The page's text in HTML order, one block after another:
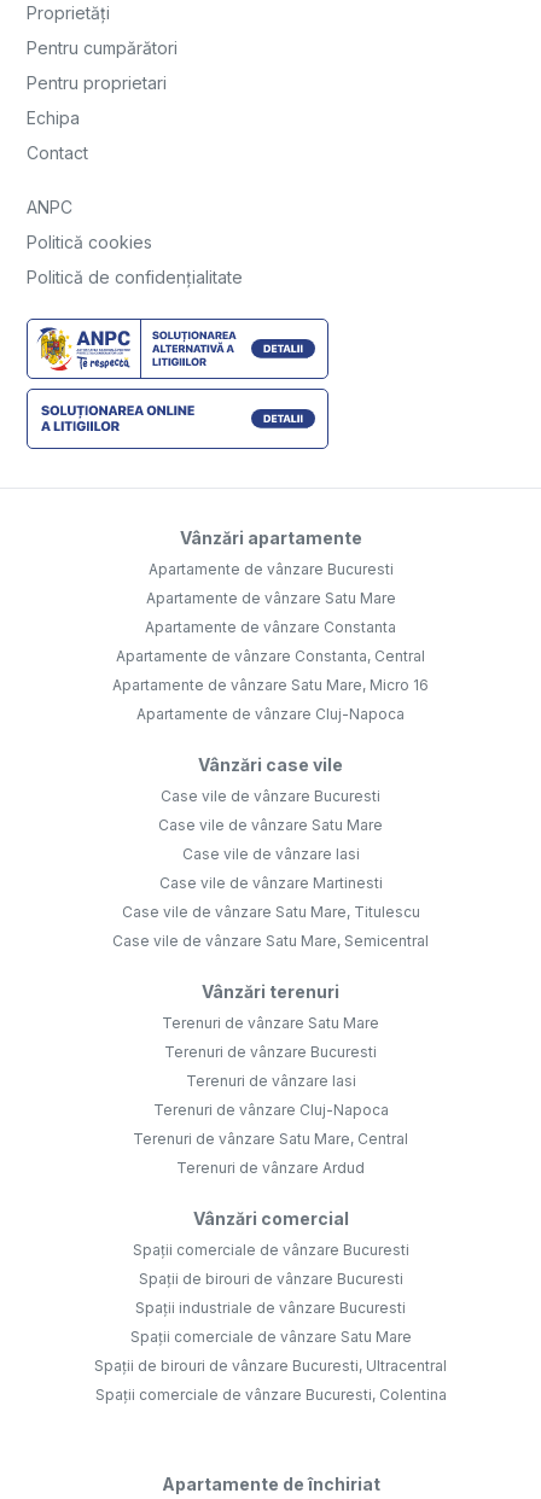
Proprietăți
Pentru cumpărători
Pentru proprietari
Echipa
Contact
ANPC
Politică cookies
Politică de confidențialitate
Vânzări apartamente
Apartamente de vânzare Bucuresti
Apartamente de vânzare Satu Mare
Apartamente de vânzare Constanta
Apartamente de vânzare Constanta, Central
Apartamente de vânzare Satu Mare, Micro 16
Apartamente de vânzare Cluj-Napoca
Vânzări case vile
Case vile de vânzare Bucuresti
Case vile de vânzare Satu Mare
Case vile de vânzare Iasi
Case vile de vânzare Martinesti
Case vile de vânzare Satu Mare, Titulescu
Case vile de vânzare Satu Mare, Semicentral
Vânzări terenuri
Terenuri de vânzare Satu Mare
Terenuri de vânzare Bucuresti
Terenuri de vânzare Iasi
Terenuri de vânzare Cluj-Napoca
Terenuri de vânzare Satu Mare, Central
Terenuri de vânzare Ardud
Vânzări comercial
Spații comerciale de vânzare Bucuresti
Spații de birouri de vânzare Bucuresti
Spații industriale de vânzare Bucuresti
Spații comerciale de vânzare Satu Mare
Spații de birouri de vânzare Bucuresti, Ultracentral
Spații comerciale de vânzare Bucuresti, Colentina
Apartamente de închiriat